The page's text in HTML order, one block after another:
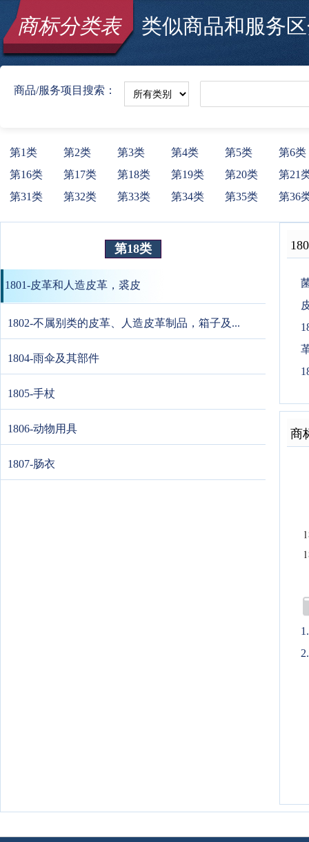
商标分类表类似商品和服务区
商品/服务项目搜索：
第1类 第2类 第3类 第4类 第5类
第6类
第16类
第17类 第18类 第19类 第20类
第21
第31类
第32类 第33类 第34类 第35类 第36
第18类
1801-皮革和人造皮革，裘皮
1802-不属别类的皮革、人造皮革制品，箱子及...
1804-雨伞及其部件
1805-手杖
1806-动物用具
1807-肠衣
商